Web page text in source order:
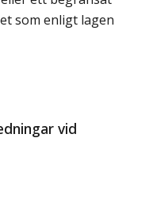
som enligt lagen
vid